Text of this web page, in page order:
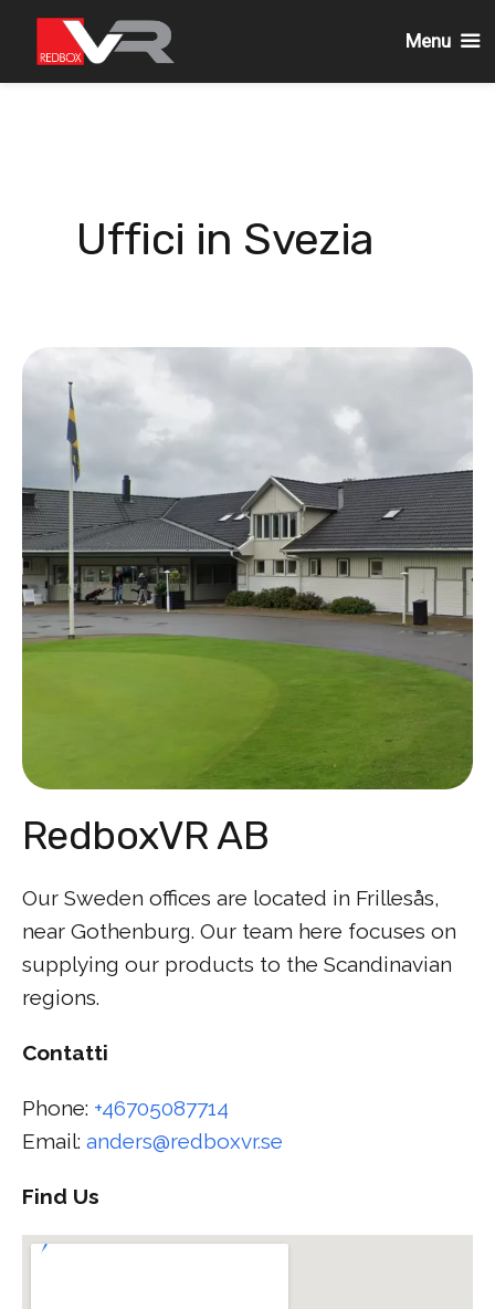
Uffici in Svezia
RedboxVR AB
Our Sweden offices are located in Frillesås,
near Gothenburg. Our team here focuses on
supplying our products to the Scandinavian
regions.
Contatti
Phone: +46705087714
Email: anders@redboxvr.se
Find Us
Menu